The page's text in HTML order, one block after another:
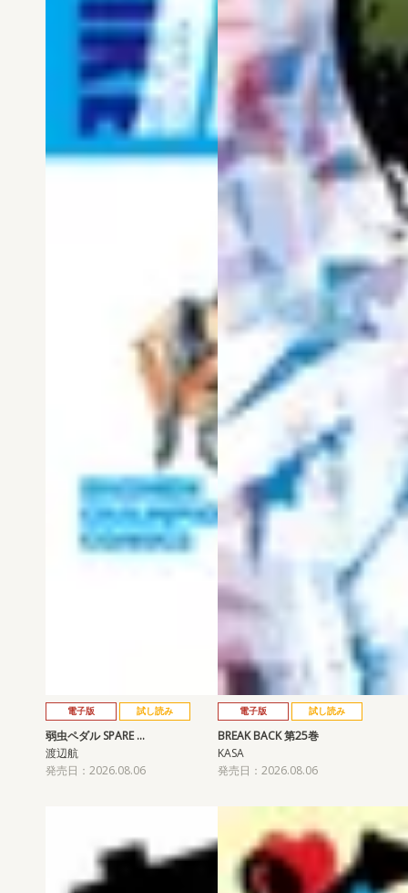
電子版 試し読み
弱虫ペダル SPARE …
渡辺航
発売日：2026.08.06
電子版 試し読み
BREAK BACK 第25巻
KASA
発売日：2026.08.06